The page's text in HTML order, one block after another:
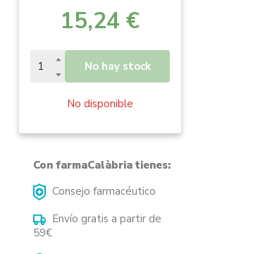
15,24 €
No hay stock
No disponible
Con farmaCalàbria tienes:
Consejo farmacéutico
Envío gratis a partir de
59€